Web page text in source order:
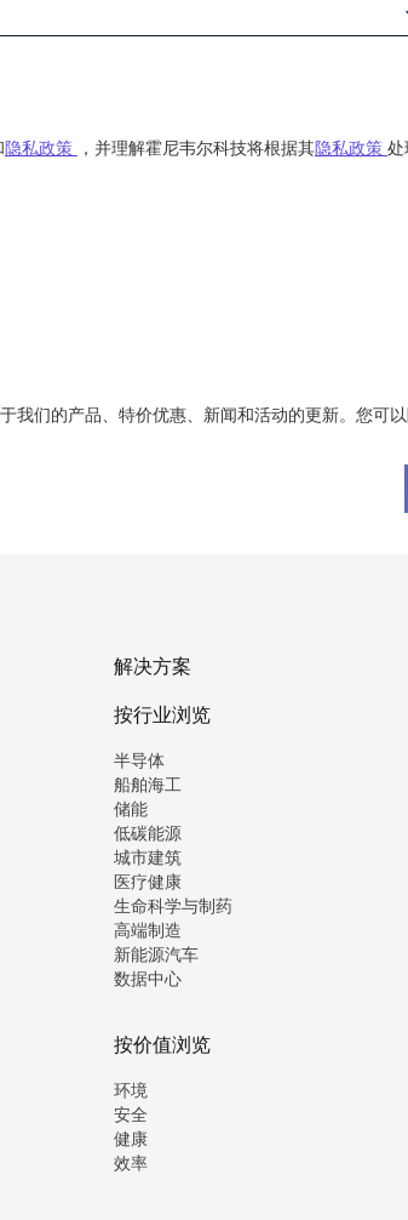
隐私政策 ，并理解霍尼韦尔科技将根据其隐私政策 处
我们的产品、特价优惠、新闻和活动的更新。您可
解决方案
按行业浏览
半导体
船舶海工
储能
低碳能源
城市建筑
医疗健康
生命科学与制药
高端制造
新能源汽车
数据中心
按价值浏览
环境
安全
健康
效率